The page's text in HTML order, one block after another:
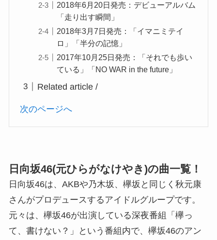
2018年6月20日発売：デビューアルバム
「走り出す瞬間」
2018年3月7日発売：「イマニミテイ
ロ」「半分の記憶」
2017年10月25日発売：「それでも歩い
ている」「NO WAR in the future」
Related article /
次のページへ
日向坂46(元ひらがなけやき)の曲一覧！
日向坂46は、AKBや乃木坂、欅坂と同じく秋元康
さんがプロデュースするアイドルグループです。
元々は、欅坂46が出演している深夜番組「欅っ
て、書けない？」という番組内で、欅坂46のアン